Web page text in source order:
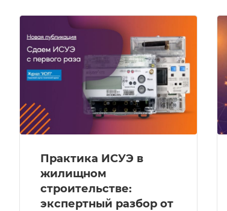
Практика ИСУЭ в
жилищном
строительстве:
экспертный разбор от